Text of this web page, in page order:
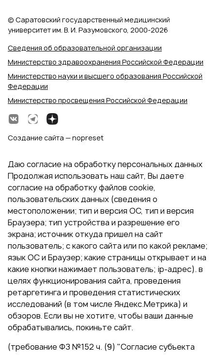
Сведения об образовательной организации
Министерство здравоохранения Российской Федерации
Министерство науки и высшего образования Российской
Федерации
Министерство просвещения Российской Федерации
© Саратовский государственный медицинский
университет им. В. И. Разумовского, 2000‑2026
Создание сайта — nopreset
Даю согласие на обработку персональных данных
Продолжая использовать наш сайт, Вы даете
согласие на обработку файлов cookie,
пользовательских данных (сведения о
местоположении; тип и версия ОС, тип и версия
Браузера; тип устройства и разрешение его
экрана; источник откуда пришел на сайт
пользователь; с какого сайта или по какой рекламе;
язык ОС и Браузер; какие страницы открывает и на
какие кнопки нажимает пользователь; ip-адрес). в
целях функционирования сайта, проведения
ретаргетинга и проведения статистических
исследований (в том числе Яндекс.Метрика) и
обзоров. Если вы не хотите, чтобы ваши данные
обрабатывались, покиньте сайт.
(требование ФЗ №152 ч. (9) "Согласие субъекта